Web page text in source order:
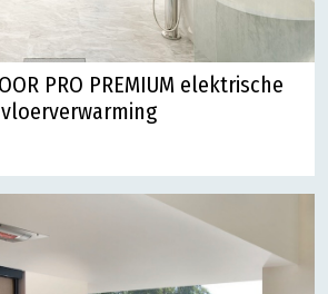
PRO PREMIUM elektrische
vloerverwarming